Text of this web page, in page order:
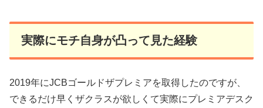
実際にモチ自身が凸って見た経験
2019年にJCBゴールドザプレミアを取得したのですが、
できるだけ早くザクラスが欲しくて実際にプレミアデスク